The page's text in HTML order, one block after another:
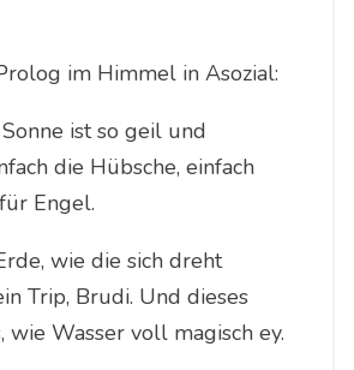
im Himmel in Asozial:
ist so geil und
die Hübsche, einfach
Engel.
wie die sich dreht
Trip, Brudi. Und dieses
wie Wasser voll magisch ey.